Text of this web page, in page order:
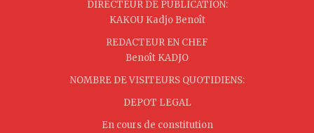
DIRECTEUR DE PUBLICATION:
KAKOU Kadjo Benoît
REDACTEUR EN CHEF
Benoît KADJO
NOMBRE DE VISITEURS QUOTIDIENS:
DEPOT LEGAL
En cours de constitution